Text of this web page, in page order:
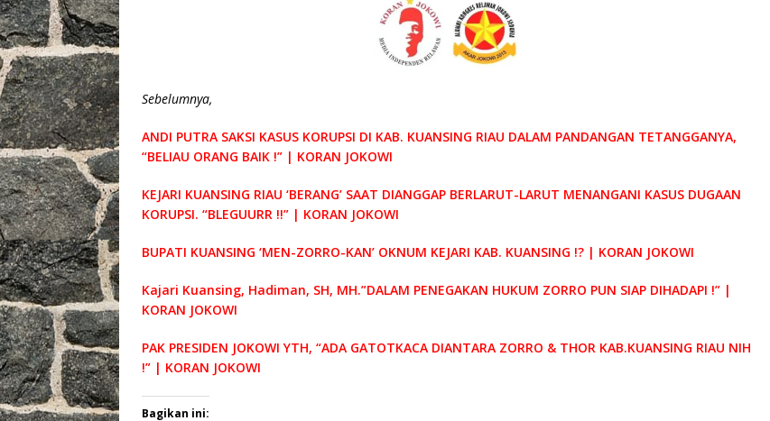
Sebelumnya,
ANDI PUTRA SAKSI KASUS KORUPSI DI KAB. KUANSING RIAU DALAM PANDANGAN TETANGGANYA,
“BELIAU ORANG BAIK !” | KORAN JOKOWI
KEJARI KUANSING RIAU ‘BERANG’ SAAT DIANGGAP BERLARUT-LARUT MENANGANI KASUS DUGAAN
KORUPSI. “BLEGUURR !!” | KORAN JOKOWI
BUPATI KUANSING ‘MEN-ZORRO-KAN’ OKNUM KEJARI KAB. KUANSING !? | KORAN JOKOWI
Kajari Kuansing, Hadiman, SH, MH.”DALAM PENEGAKAN HUKUM ZORRO PUN SIAP DIHADAPI !” |
KORAN JOKOWI
PAK PRESIDEN JOKOWI YTH, “ADA GATOTKACA DIANTARA ZORRO & THOR KAB.KUANSING RIAU NIH
!” | KORAN JOKOWI
Bagikan ini: